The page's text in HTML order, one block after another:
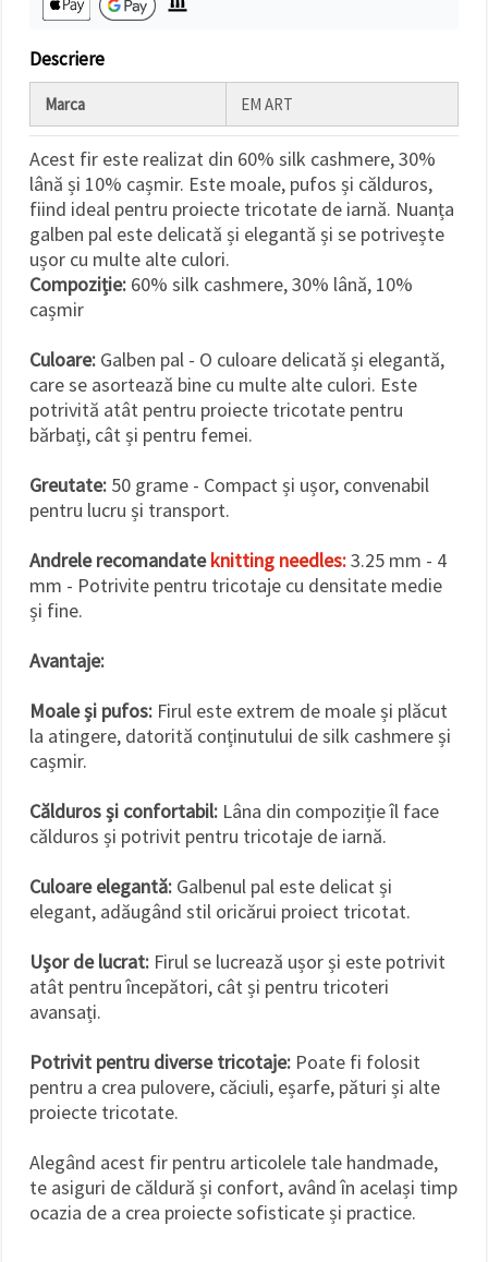
Descriere
Marca EM ART
Acest fir este realizat din 60% silk cashmere, 30%
lână și 10% cașmir. Este moale, pufos și călduros,
fiind ideal pentru proiecte tricotate de iarnă. Nuanța
galben pal este delicată și elegantă și se potrivește
ușor cu multe alte culori.
Compoziție: 60% silk cashmere, 30% lână, 10%
cașmir
Culoare: Galben pal - O culoare delicată și elegantă,
care se asortează bine cu multe alte culori. Este
potrivită atât pentru proiecte tricotate pentru
bărbați, cât și pentru femei.
Greutate: 50 grame - Compact și ușor, convenabil
pentru lucru și transport.
Andrele recomandateknitting needles:3.25 mm - 4
mm - Potrivite pentru tricotaje cu densitate medie
și fine.
Avantaje:
Moale și pufos: Firul este extrem de moale și plăcut
la atingere, datorită conținutului de silk cashmere și
cașmir.
Călduros și confortabil: Lâna din compoziție îl face
călduros și potrivit pentru tricotaje de iarnă.
Culoare elegantă: Galbenul pal este delicat și
elegant, adăugând stil oricărui proiect tricotat.
Ușor de lucrat: Firul se lucrează ușor și este potrivit
atât pentru începători, cât și pentru tricoteri
avansați.
Potrivit pentru diverse tricotaje: Poate fi folosit
pentru a crea pulovere, căciuli, eșarfe, pături și alte
proiecte tricotate.
Alegând acest fir pentru articolele tale handmade,
te asiguri de căldură și confort, având în același timp
ocazia de a crea proiecte sofisticate și practice.